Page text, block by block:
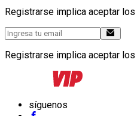
Registrarse implica aceptar los
Registrarse implica aceptar los
síguenos